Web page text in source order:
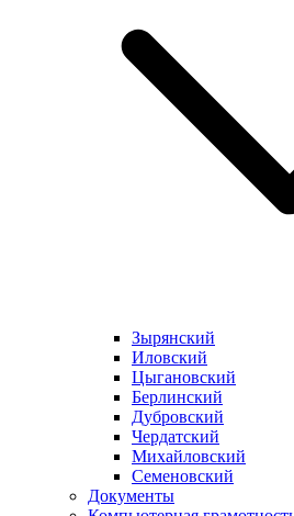
Зырянский
Иловский
Цыгановский
Берлинский
Дубровский
Чердатский
Михайловский
Семеновский
Документы